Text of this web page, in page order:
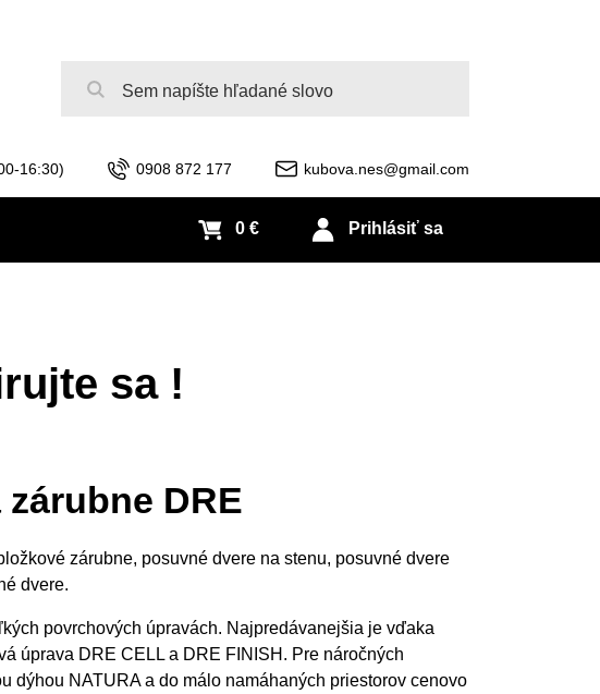
16:30) 0908 872 177 kubova.nes@gmail.com
Prihlásiť sa
0 €
sa !
DRE
zárubne, posuvné dvere na stenu, posuvné dvere
dvere.
povrchových úpravách. Najpredávanejšia je vďaka
úprava DRE CELL a DRE FINISH. Pre náročných
dýhou NATURA a do málo namáhaných priestorov cenovo